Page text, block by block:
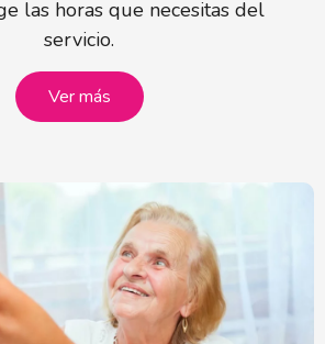
las horas que necesitas del
servicio.
Ver más